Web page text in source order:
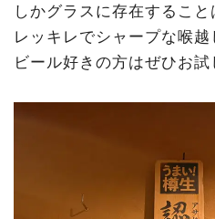
しかグラスに存在するこ
レッキレでシャープな喉越
ビール好きの方はぜひお